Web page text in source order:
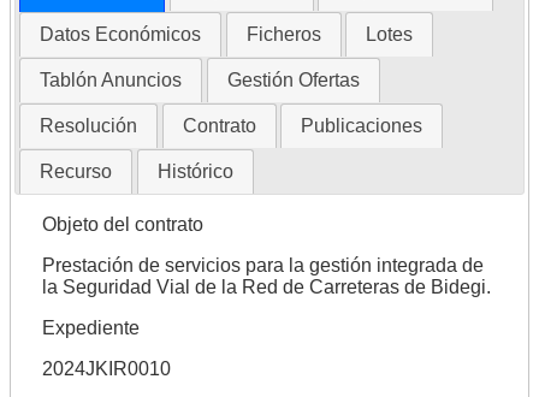
Datos Económicos Ficheros Lotes
Tablón Anuncios Gestión Ofertas
Resolución Contrato Publicaciones
Recurso Histórico
Objeto del contrato
Prestación de servicios para la gestión integrada de
la Seguridad Vial de la Red de Carreteras de Bidegi.
Expediente
2024JKIR0010